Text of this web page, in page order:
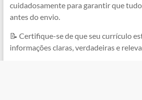
cuidadosamente para garantir que
antes do envio.
📝 Certifique-se de que seu currículo
informações claras, verdadeiras e